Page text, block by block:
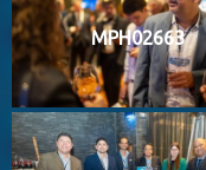
MPH02663